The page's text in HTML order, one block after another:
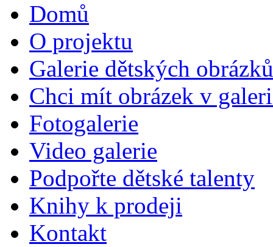
Domů
O projektu
Galerie dětských obrázků
Chci mít obrázek v
Fotogalerie
Video galerie
Podpořte dětské talenty
Knihy k prodeji
Kontakt